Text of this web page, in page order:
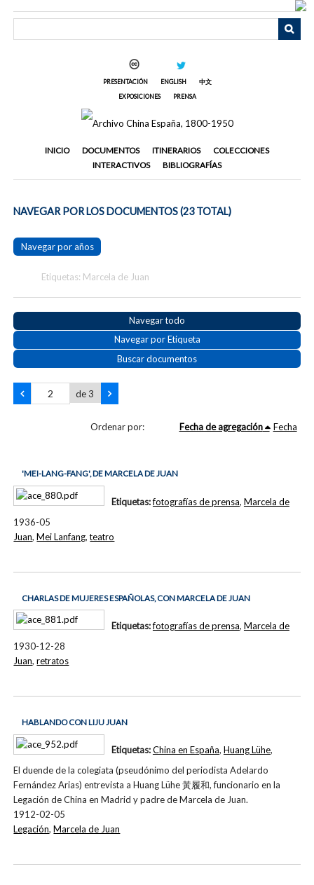
PRESENTACIÓN ENGLISH
中文
EXPOSICIONES
PRENSA
INICIO DOCUMENTOS ITINERARIOS
COLECCIONES
INTERACTIVOS
BIBLIOGRAFÍAS
NAVEGAR POR LOS DOCUMENTOS (23 TOTAL)
Navegar por años
Etiquetas: Marcela de Juan
Navegar todo
Navegar por Etiqueta
Buscar documentos
de 3
Ordenar por: Fecha de agregación Fecha
'MEI-LANG-FANG', DE MARCELA DE JUAN
1936-05
Etiquetas:fotografías de prensa, Marcela de
Juan,Mei Lanfang,teatro
CHARLAS DE MUJERES ESPAÑOLAS, CON MARCELA DE JUAN
1930-12-28
Etiquetas:fotografías de prensa, Marcela de
Juan,retratos
HABLANDO CON LIJU JUAN
El duende de la colegiata (pseudónimo del periodista Adelardo
Fernández Arias) entrevista a Huang Lühe 黃履和, funcionario en la
Legación de China en Madrid y padre de Marcela de Juan.
1912-02-05
Etiquetas:China en España, Huang Lühe,
Legación,Marcela de Juan